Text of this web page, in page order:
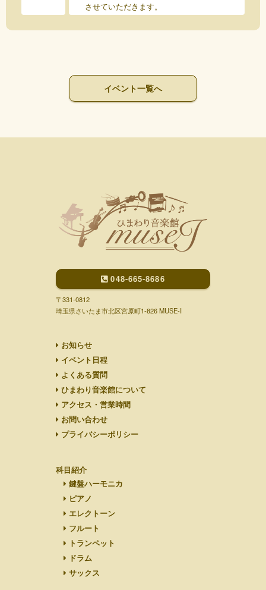
させていただきます。
イベント一覧へ
048-665-8686
〒331-0812
埼玉県さいたま市北区宮原町1-826 MUSE-I
お知らせ
イベント日程
よくある質問
ひまわり音楽館について
アクセス・営業時間
お問い合わせ
プライバシーポリシー
科目紹介
鍵盤ハーモニカ
ピアノ
エレクトーン
フルート
トランペット
ドラム
サックス